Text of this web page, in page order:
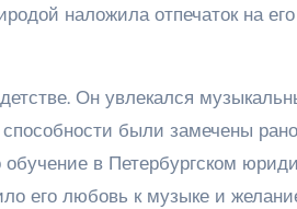
наложила отпечаток на
Он увлекался
были замечены
в Петербургском
его любовь к музыке и